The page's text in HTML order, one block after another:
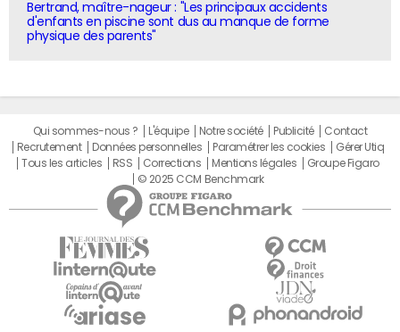
Bertrand, maître-nageur : "Les principaux accidents
d'enfants en piscine sont dus au manque de forme
physique des parents"
Qui sommes-nous ? L'équipe Notre société Publicité
Contact
Recrutement
Données personnelles Paramétrer les cookies
Gérer Utiq
Tous les articles
RSS Corrections Mentions légales
Groupe Figaro
© 2025 CCM Benchmark